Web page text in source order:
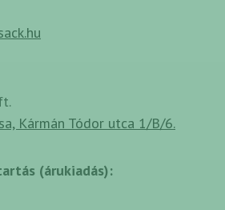
Kármán Tódor utca 1/B/6.
(árukiadás):